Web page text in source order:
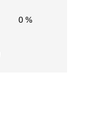
0 %